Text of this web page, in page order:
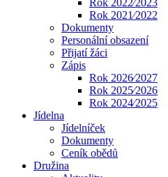
Rok 2022⁄2023
Rok 2021⁄2022
Dokumenty
Personální obsazení
Přijatí žáci
Zápis
Rok 2026⁄2027
Rok 2025⁄2026
Rok 2024⁄2025
Jídelna
Jídelníček
Dokumenty
Ceník obědů
Družina